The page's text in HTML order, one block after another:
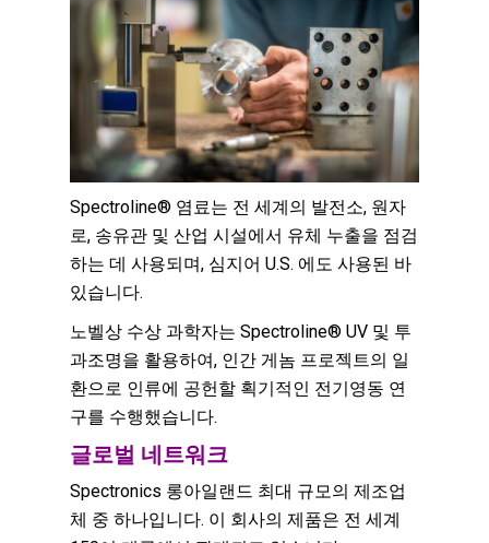
Spectroline® 염료는 전 세계의 발전소, 원자
로, 송유관 및 산업 시설에서 유체 누출을 점검
하는 데 사용되며, 심지어 U.S. 에도 사용된 바
있습니다.
노벨상 수상 과학자는 Spectroline® UV 및 투
과조명을 활용하여, 인간 게놈 프로젝트의 일
환으로 인류에 공헌할 획기적인 전기영동 연
구를 수행했습니다.
글로벌 네트워크
Spectronics 롱아일랜드 최대 규모의 제조업
체 중 하나입니다. 이 회사의 제품은 전 세계